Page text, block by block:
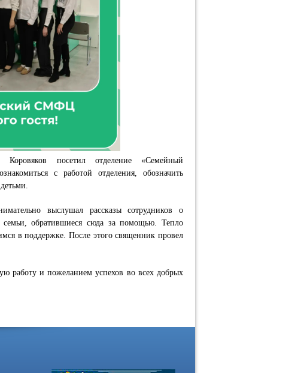
посетил отделение «Семейный
с работой отделения, обозначить
выслушал рассказы сотрудников о
семьи, обратившиеся сюда за помощью. Тепло
в поддержке. После этого священник провел
работу и пожеланием успехов во всех добрых